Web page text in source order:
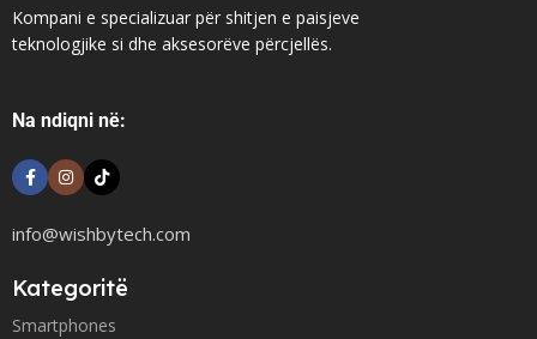
Kompani e specializuar për shitjen e paisjeve
teknologjike si dhe aksesorëve përcjellës.
Na ndiqni në:
info@wishbytech.com
Kategoritë
Smartphones